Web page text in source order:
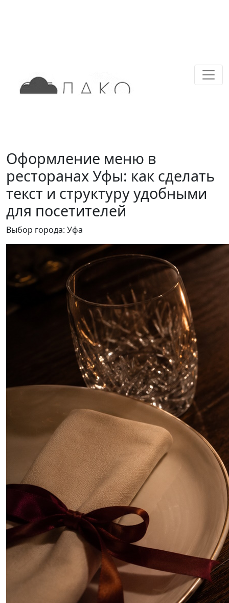
Оформление меню в
ресторанах Уфы: как сделать
текст и структуру удобными
для посетителей
Выбор города: Уфа